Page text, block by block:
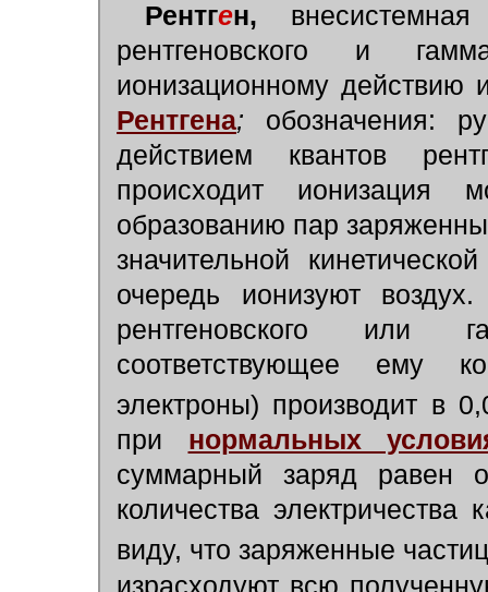
Рентген,
рентгеновского и
ионизационному действию
Рентгена; обозначения:
действием квантов
происходит ионизация
образованию пар
значительной
очередь ионизуют
рентгеновского или
соответствующее ему
электроны) производит в
при нормальных
суммарный заряд равен
количества
виду, что заряженные
израсходуют всю